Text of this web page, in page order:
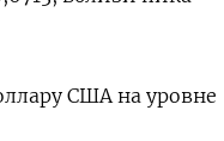
США на уровне